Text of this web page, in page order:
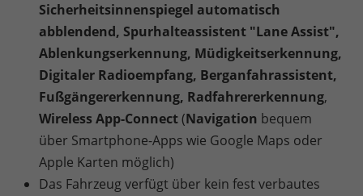
Sicherheitsinnenspiegel automatisch
abblendend, Spurhalteassistent "Lane Assist",
Ablenkungserkennung, Müdigkeitserkennung,
Digitaler Radioempfang, Berganfahrassistent,
Fußgängererkennung, Radfahrererkennung,
Wireless App-Connect(Navigation bequem
über Smartphone-Apps wie Google Maps oder
Apple Karten möglich)
Das Fahrzeug verfügt über kein fest verbautes